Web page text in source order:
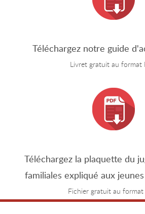
Téléchargez notre guide
Livret gratuit au format
Téléchargez la plaquette du
familiales expliqué aux
Fichier gratuit au format